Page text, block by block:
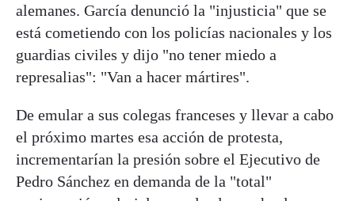
alemanes. García denunció la "injusticia" que se
está cometiendo con los policías nacionales y los
guardias civiles y dijo "no tener miedo a
represalias": "Van a hacer mártires".
De emular a sus colegas franceses y llevar a cabo
el próximo martes esa acción de protesta,
incrementarían la presión sobre el Ejecutivo de
Pedro Sánchez en demanda de la "total"